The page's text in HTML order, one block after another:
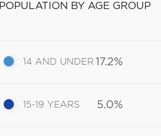
POPULATION BY AGE GROUP
14 AND UNDER 17.2%
15-19 YEARS 5.0%